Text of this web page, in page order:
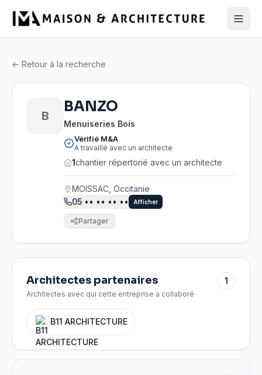
← Retour à la recherche
B
BANZO
Menuiseries Bois
Vérifié M&A
A travaillé avec un architecte
1chantier répertorié avec un architecte
MOISSAC, Occitanie
05 •• •• •• •• Afficher
Partager
Architectes partenaires
Architectes avec qui cette entreprise a collaboré
1
B11 ARCHITECTURE